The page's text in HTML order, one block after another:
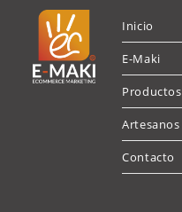
Inicio
E-Maki
Productos
Artesanos
Contacto